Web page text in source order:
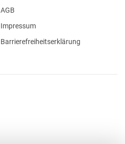
AGB
Impressum
Barrierefreiheitserklärung